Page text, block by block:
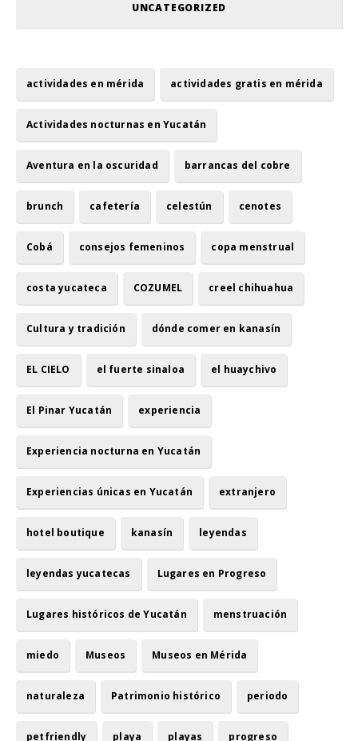
UNCATEGORIZED
actividades en mérida actividades gratis en mérida
Actividades nocturnas en Yucatán
Aventura en la oscuridad barrancas del cobre
brunch cafetería celestún cenotes
Cobá consejos femeninos copa menstrual
costa yucateca COZUMEL creel chihuahua
Cultura y tradición dónde comer en kanasín
EL CIELO el fuerte sinaloa el huaychivo
El Pinar Yucatán experiencia
Experiencia nocturna en Yucatán
Experiencias únicas en Yucatán extranjero
hotel boutique kanasín leyendas
leyendas yucatecas Lugares en Progreso
Lugares históricos de Yucatán menstruación
miedo Museos Museos en Mérida
naturaleza Patrimonio histórico periodo
petfriendly playa playas progreso